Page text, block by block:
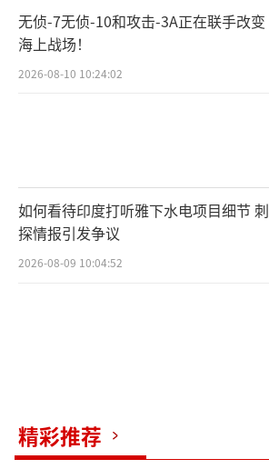
无侦-7无侦-10和攻击-3A正在联手改变
海上战场！
2026-08-10 10:24:02
如何看待印度打听雅下水电项目细节 刺
探情报引发争议
2026-08-09 10:04:52
精彩推荐